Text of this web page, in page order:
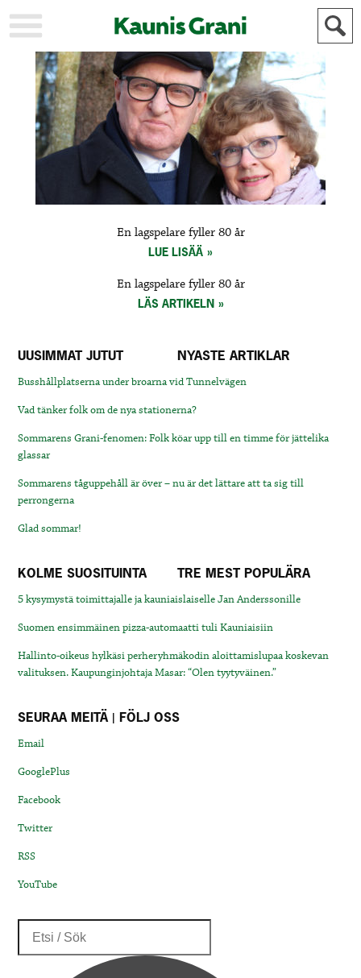
KAUPUNKI
STADEN
AJANKOHTAISTA
AKTUELLT
URHEILU
IDROTT
KULTTUURI
KULTUR
HISTORIA
HISTORIA
ALLMÄN
FÖR
ANNONSÖRER
En lagspelare fyller 80 år
LUE LISÄÄ
En lagspelare fyller 80 år
LÄS ARTIKELN
UUSIMMAT JUTUT NYASTE ARTIKLAR
Busshållplatserna under broarna vid Tunnelvägen
Vad tänker folk om de nya stationerna?
Sommarens Grani-fenomen: Folk köar upp till en timme för jättelika
glassar
Sommarens tåguppehåll är över – nu är det lättare att ta sig till
perrongerna
Glad sommar!
KOLME SUOSITUINTA TRE MEST POPULÄRA
5 kysymystä toimittajalle ja kauniaislaiselle Jan Anderssonille
Suomen ensimmäinen pizza-automaatti tuli Kauniaisiin
Hallinto-oikeus hylkäsi perheryhmäkodin aloittamislupaa koskevan
valituksen. Kaupunginjohtaja Masar: “Olen tyytyväinen.”
SEURAA MEITÄ | FÖLJ OSS
Email
GooglePlus
Facebook
Twitter
RSS
YouTube